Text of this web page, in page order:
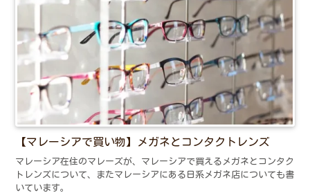
【マレーシアで買い物】メガネとコンタクトレンズ
マレーシア在住のマレーズが、マレーシアで買えるメガネとコンタク
トレンズについて、またマレーシアにある日系メガネ店についても書
いています。